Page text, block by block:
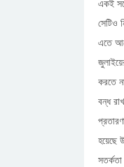
একই
সেটিও
এতে
করতে
বন্ধ
হয়েছে